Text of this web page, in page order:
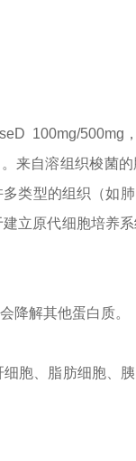
100mg/500mg ，
。来自溶组织梭菌
类型的组织（如
立原代细胞培养
降解其他蛋白质。
胞、脂肪细胞、